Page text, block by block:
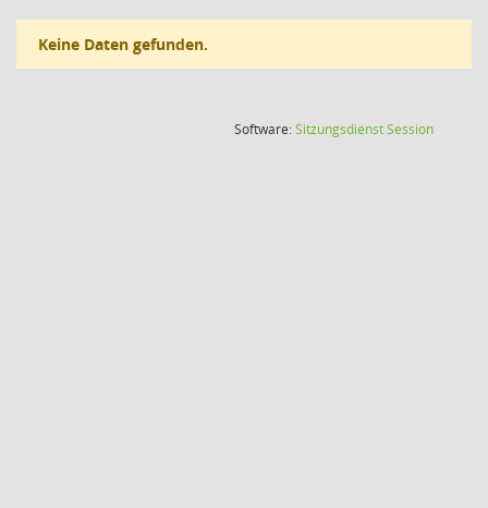
Keine Daten gefunden.
Software:SitzungsdienstSession(Wird in